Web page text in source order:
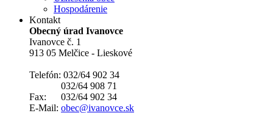
Hospodárenie
Kontakt
Obecný úrad Ivanovce
Ivanovce č. 1
913 05 Melčice - Lieskové
Telefón: 032/64 902 34
032/64 908 71
Fax: 032/64 902 34
E-Mail: obec@ivanovce.sk